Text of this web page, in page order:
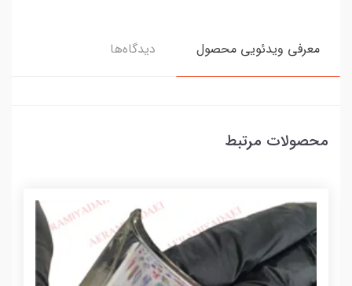
معرفی ویدئویی محصول دیدگاه‌ها
محصولات مرتبط